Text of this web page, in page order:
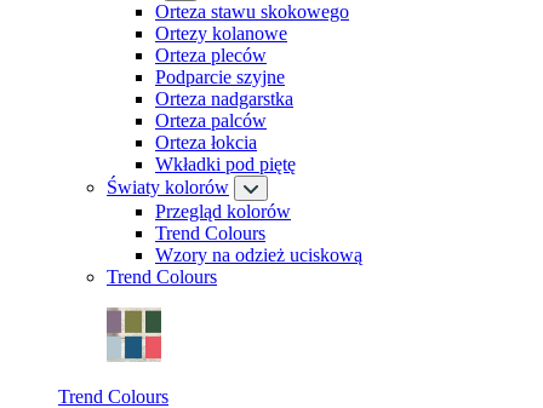
Orteza stawu skokowego
Ortezy kolanowe
Orteza pleców
Podparcie szyjne
Orteza nadgarstka
Orteza palców
Orteza łokcia
Wkładki pod piętę
Światy kolorów
Przegląd kolorów
Trend Colours
Wzory na odzież uciskową
Trend Colours
Trend Colours